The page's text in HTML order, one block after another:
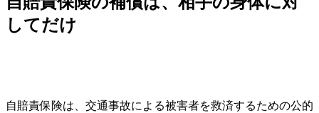
してだけ
自賠責保険は、交通事故による被害者を救済するための公的